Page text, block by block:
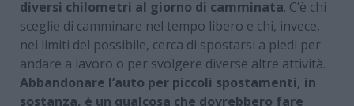
diversi chilometri al giorno di camminata. C’è chi
sceglie di camminare nel tempo libero e chi, invece,
nei limiti del possibile, cerca di spostarsi a piedi per
andare a lavoro o per svolgere diverse altre attività.
Abbandonare l’auto per piccoli spostamenti, in
sostanza, è un qualcosa che dovrebbero fare